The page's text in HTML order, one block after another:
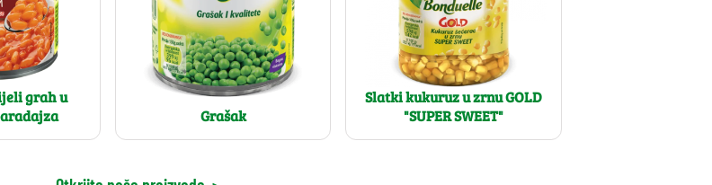
grah u
Grašak
Slatki kukuruz u zrnu GOLD
"SUPER SWEET"